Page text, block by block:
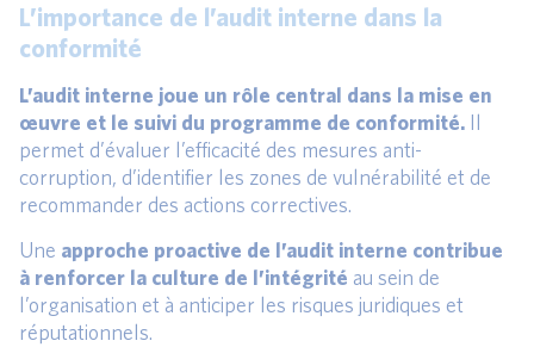
L’importance de l’audit interne dans la
conformité
L’audit interne joue un rôle central dans la mise en
œuvre et le suivi du programme de conformité. Il
permet d’évaluer l’efficacité des mesures anti-
corruption, d’identifier les zones de vulnérabilité et de
recommander des actions correctives.
Une approche proactive de l’audit interne contribue
à renforcer la culture de l’intégrité au sein de
l’organisation et à anticiper les risques juridiques et
réputationnels.